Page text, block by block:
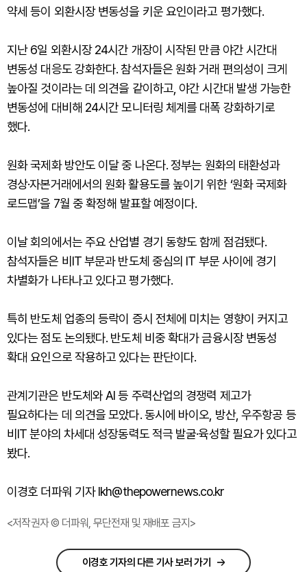
약세 등이 외환시장 변동성을 키운 요인이라고 평가했다.
지난 6일 외환시장 24시간 개장이 시작된 만큼 야간 시간대
변동성 대응도 강화한다. 참석자들은 원화 거래 편의성이 크게
높아질 것이라는 데 의견을 같이하고, 야간 시간대 발생 가능한
변동성에 대비해 24시간 모니터링 체계를 대폭 강화하기로
했다.
원화 국제화 방안도 이달 중 나온다. 정부는 원화의 태환성과
경상·자본거래에서의 원화 활용도를 높이기 위한 ‘원화 국제화
로드맵’을 7월 중 확정해 발표할 예정이다.
이날 회의에서는 주요 산업별 경기 동향도 함께 점검됐다.
참석자들은 비IT 부문과 반도체 중심의 IT 부문 사이에 경기
차별화가 나타나고 있다고 평가했다.
특히 반도체 업종의 등락이 증시 전체에 미치는 영향이 커지고
있다는 점도 논의됐다. 반도체 비중 확대가 금융시장 변동성
확대 요인으로 작용하고 있다는 판단이다.
관계기관은 반도체와 AI 등 주력산업의 경쟁력 제고가
필요하다는 데 의견을 모았다. 동시에 바이오, 방산, 우주항공 등
비IT 분야의 차세대 성장동력도 적극 발굴·육성할 필요가 있다고
봤다.
이경호 더파워 기자 lkh@thepowernews.co.kr
<저작권자 © 더파워, 무단전재 및 재배포 금지>
이경호 기자의 다른 기사 보러 가기